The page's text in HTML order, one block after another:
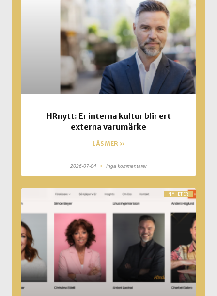
HRnytt: Er interna kultur blir ert
externa varumärke
LÄS MER »
2026-07-04 Inga kommentarer
NYHETER